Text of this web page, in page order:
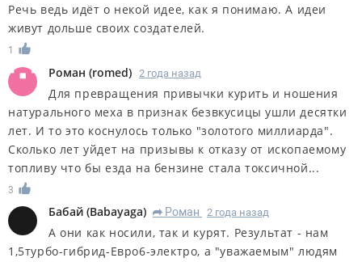
Речь ведь идёт о некой идее, как я понимаю. А идеи
живут дольше своих создателей.
1
Роман (romed) 2 года назад
Для превращения привычки курить и ношения
натурального меха в признак безвкусицы ушли десятки
лет. И то это коснулось только "золотого миллиарда".
Сколько лет уйдет на призывы к отказу от ископаемому
топливу что бы езда на бензине стала токсичной...
3
Бабай (Babayaga) R Роман 2 года назад
А они как носили, так и курят. Результат - нам
1,5турбо-гибрид-Евро6-электро, а "уважаемым" людям